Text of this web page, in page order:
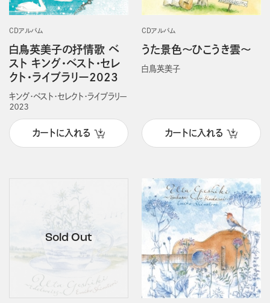
CDアルバム
白鳥英美子の抒情歌 ベ
スト キング・ベスト・セレ
クト・ライブラリー2023
キング・ベスト・セレクト・ライブラリー
２０２３
カートに入れる
CDアルバム
うた景色～ひこうき雲～
白鳥英美子
カートに入れる